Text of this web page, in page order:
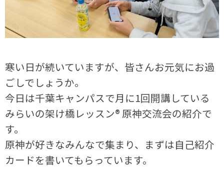
寒い日が続いていますが、皆さんお元気にお過
ごしでしょうか。
今日は千葉キャンパスで月に1回開講している
みらいの架け橋レッスン® 原神交流会の紹介で
す。
原神が好きなみんなで集まり、まずは自己紹介
カードを書いてもらっています。